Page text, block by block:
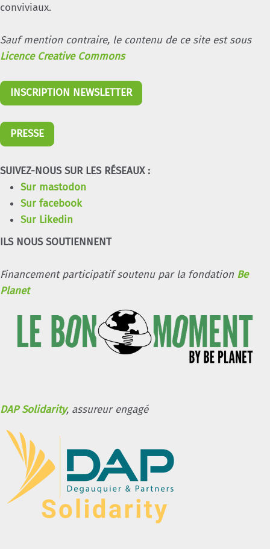
conviviaux.
Sauf mention contraire, le contenu de ce site est sous
Licence Creative Commons
INSCRIPTION NEWSLETTER
PRESSE
SUIVEZ-NOUS SUR LES RÉSEAUX :
Sur mastodon
Sur facebook
Sur Likedin
ILS NOUS SOUTIENNENT
Financement participatif soutenu par la fondation Be
Planet
DAP Solidarity, assureur engagé